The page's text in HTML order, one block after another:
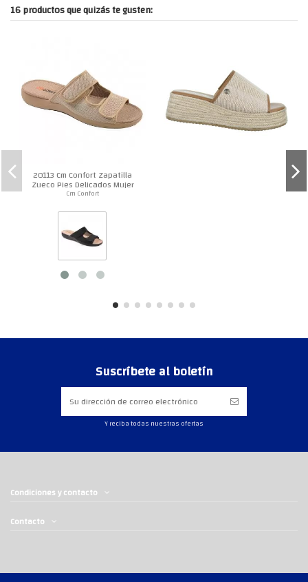
16 productos que quizás te gusten:
20113 Cm Confort Zapatilla
Zueco Pies Delicados Mujer
Cm Confort
Suscríbete al boletín
Y reciba todas nuestras ofertas
Condiciones y contacto
Contacto